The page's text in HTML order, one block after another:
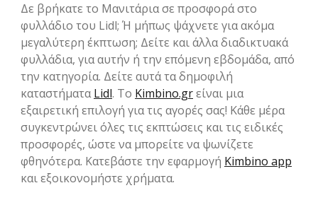
Δε βρήκατε το Μανιτάρια σε προσφορά στο
φυλλάδιο του Lidl; Ή μήπως ψάχνετε για ακόμα
μεγαλύτερη έκπτωση; Δείτε και άλλα διαδικτυακά
φυλλάδια, για αυτήν ή την επόμενη εβδομάδα, από
την κατηγορία. Δείτε αυτά τα δημοφιλή
καταστήματαLidl. Το Kimbino.grείναι μια
εξαιρετική επιλογή για τις αγορές σας! Κάθε μέρα
συγκεντρώνει όλες τις εκπτώσεις και τις ειδικές
προσφορές, ώστε να μπορείτε να ψωνίζετε
φθηνότερα. Κατεβάστε την εφαρμογή Kimbino app
και εξοικονομήστε χρήματα.